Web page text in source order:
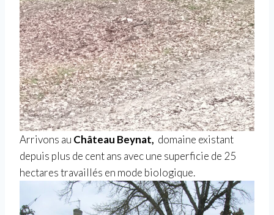
Arrivons au Château Beynat, domaine existant
depuis plus de cent ans avec une superficie de 25
hectares travaillés en mode biologique.